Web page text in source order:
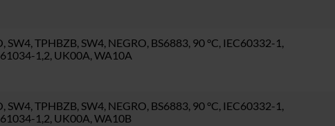
SW4, TPHBZB, SW4, NEGRO, BS6883, 90 °C, IEC60332-1,
1,2, UK00A, WA10A
SW4, TPHBZB, SW4, NEGRO, BS6883, 90 °C, IEC60332-1,
1,2, UK00A, WA10B